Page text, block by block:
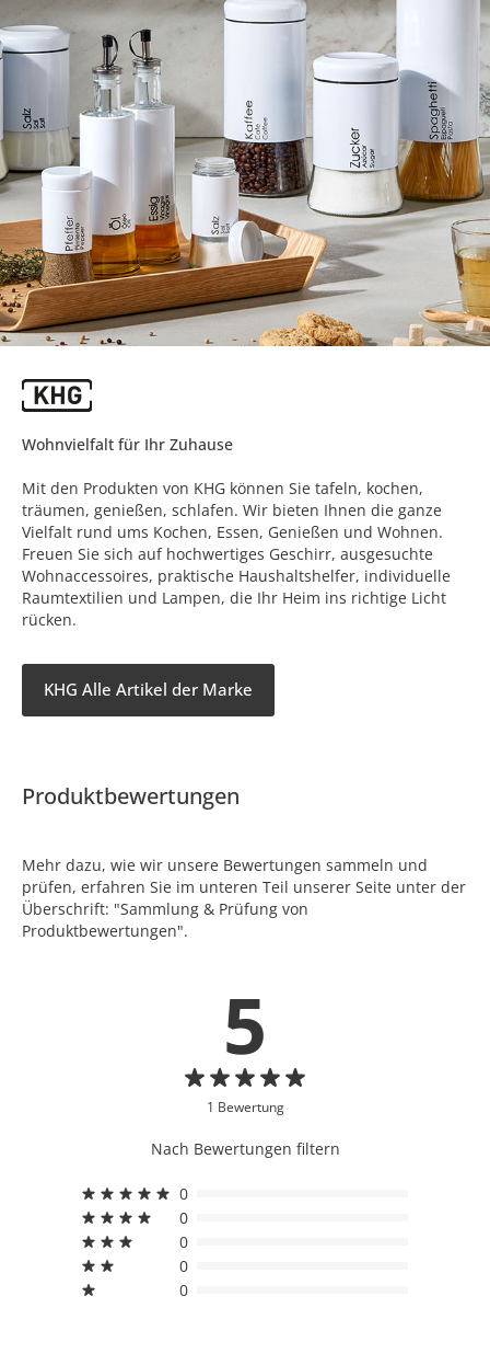
Wohnvielfalt für Ihr Zuhause
Mit den Produkten von KHG können Sie tafeln, kochen,
träumen, genießen, schlafen. Wir bieten Ihnen die ganze
Vielfalt rund ums Kochen, Essen, Genießen und Wohnen.
Freuen Sie sich auf hochwertiges Geschirr, ausgesuchte
Wohnaccessoires, praktische Haushaltshelfer, individuelle
Raumtextilien und Lampen, die Ihr Heim ins richtige Licht
rücken.
KHG Alle Artikel der Marke
Produktbewertungen
Mehr dazu, wie wir unsere Bewertungen sammeln und
prüfen, erfahren Sie im unteren Teil unserer Seite unter der
Überschrift: "Sammlung & Prüfung von
Produktbewertungen".
5
1 Bewertung
Nach Bewertungen filtern
0
0
0
0
0